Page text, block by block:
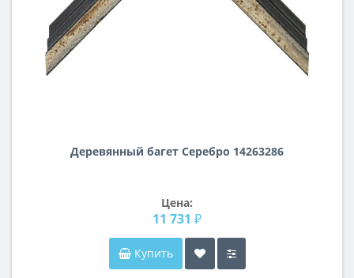
Деревянный багет Серебро 14263286
Цена:
11 731 ₽
Купить